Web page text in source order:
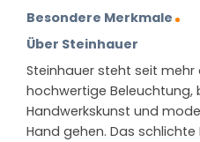
Besondere Merkmale
Über Steinhauer
Steinhauer steht seit mehr
hochwertige Beleuchtung,
Handwerkskunst und
Hand gehen. Das